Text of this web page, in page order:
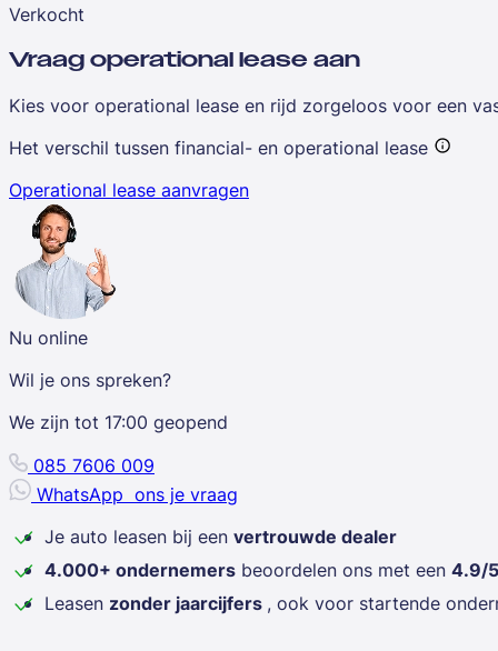
Verkocht
Vraag operational lease aan
Kies voor operational lease en rijd zorgeloos voor een
Het verschil tussen financial- en operational lease
Operational lease aanvragen
Nu online
Wil je ons spreken?
We zijn tot 17:00 geopend
085 7606 009
WhatsApp ons je vraag
Je auto leasen bij een vertrouwde dealer
4.000+ ondernemers beoordelen ons met een 4.9/5
Leasen zonder jaarcijfers , ook voor startende